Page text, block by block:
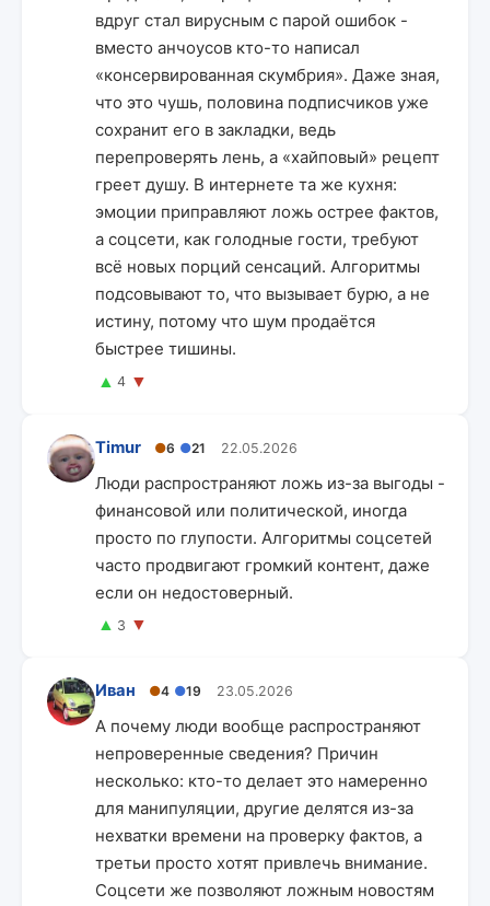
вдруг стал вирусным с парой ошибок -
вместо анчоусов кто-то написал
«консервированная скумбрия». Даже зная,
что это чушь, половина подписчиков уже
сохранит его в закладки, ведь
перепроверять лень, а «хайповый» рецепт
греет душу. В интернете та же кухня:
эмоции приправляют ложь острее фактов,
а соцсети, как голодные гости, требуют
всё новых порций сенсаций. Алгоритмы
подсовывают то, что вызывает бурю, а не
истину, потому что шум продаётся
быстрее тишины.
▲ 4 ▼
Timur ●6 ●21 22.05.2026
Люди распространяют ложь из-за выгоды -
финансовой или политической, иногда
просто по глупости. Алгоритмы соцсетей
часто продвигают громкий контент, даже
если он недостоверный.
▲ 3 ▼
Иван ●4 ●19 23.05.2026
А почему люди вообще распространяют
непроверенные сведения? Причин
несколько: кто-то делает это намеренно
для манипуляции, другие делятся из-за
нехватки времени на проверку фактов, а
третьи просто хотят привлечь внимание.
Соцсети же позволяют ложным новостям